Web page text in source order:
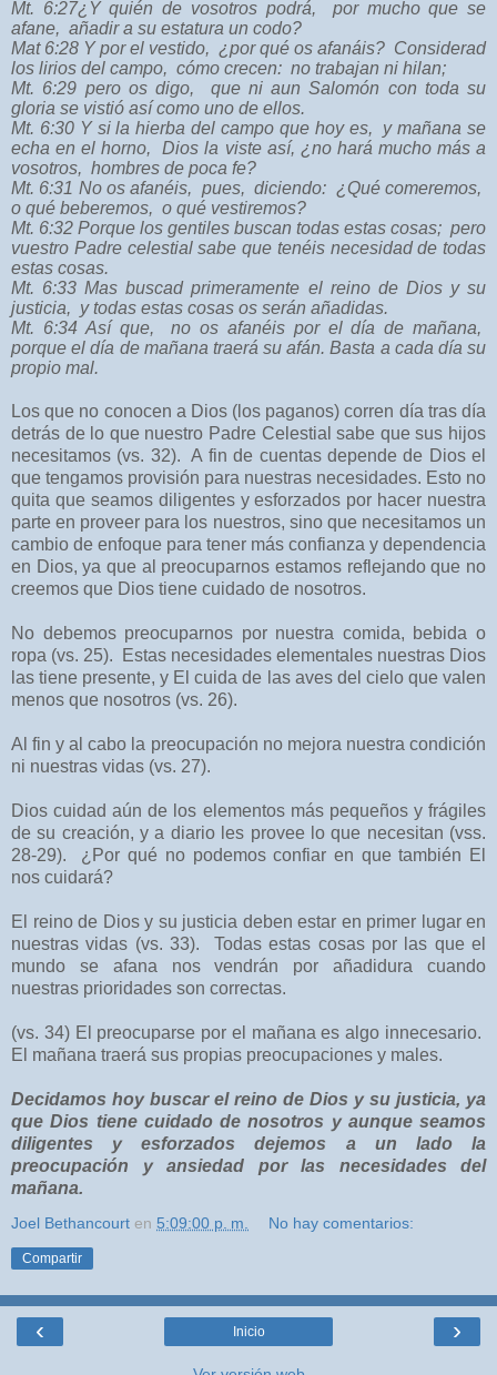
Mt. 6:27¿Y quién de vosotros podrá,
por mucho que se
afane, añadir a su estatura un codo?
Mat 6:28 Y por el vestido, ¿por qué os afanáis? Considerad
los lirios del campo, cómo crecen: no trabajan ni hilan;
Mt. 6:29 pero os digo,
que ni aun Salomón con toda su
gloria se vistió así como uno de ellos.
Mt. 6:30 Y si la hierba del campo que hoy es,
y mañana se
echa en el horno,
Dios la viste así, ¿no hará mucho más a
vosotros, hombres de poca fe?
Mt. 6:31 No os afanéis, pues, diciendo: ¿Qué comeremos,
o qué beberemos, o qué vestiremos?
Mt. 6:32 Porque los gentiles buscan todas estas cosas; pero
vuestro Padre celestial sabe que tenéis necesidad de todas
estas cosas.
Mt. 6:33 Mas buscad primeramente el reino de Dios y su
justicia, y todas estas cosas os serán añadidas.
Mt. 6:34 Así que,
no os afanéis por el día de mañana,
porque el día de mañana traerá su afán. Basta a cada día su
propio mal.
Los que no conocen a Dios (los paganos) corren día tras día
detrás de lo que nuestro Padre Celestial sabe que sus hijos
necesitamos (vs. 32).
A fin de cuentas depende de Dios el
que tengamos provisión para nuestras necesidades. Esto no
quita que seamos diligentes y esforzados por hacer nuestra
parte en proveer para los nuestros, sino que necesitamos un
cambio de enfoque para tener más confianza y dependencia
en Dios, ya que al preocuparnos estamos reflejando que no
creemos que Dios tiene cuidado de nosotros.
No debemos preocuparnos por nuestra comida, bebida o
ropa (vs. 25).
Estas necesidades elementales nuestras Dios
las tiene presente, y El cuida de las aves del cielo que valen
menos que nosotros (vs. 26).
Al fin y al cabo la preocupación no mejora nuestra condición
ni nuestras vidas (vs. 27).
Dios cuidad aún de los elementos más pequeños y frágiles
de su creación, y a diario les provee lo que necesitan (vss.
28-29).
¿Por qué no podemos confiar en que también El
nos cuidará?
El reino de Dios y su justicia deben estar en primer lugar en
nuestras vidas (vs. 33).
Todas estas cosas por las que el
mundo se afana nos vendrán por añadidura cuando
nuestras prioridades son correctas.
(vs. 34) El preocuparse por el mañana es algo innecesario.
El mañana traerá sus propias preocupaciones y males.
Decidamos hoy buscar el reino de Dios y su justicia, ya
que Dios tiene cuidado de nosotros y aunque seamos
diligentes y esforzados dejemos a un lado la
preocupación y ansiedad por las necesidades del
mañana.
Joel Bethancourt en 5:09:00 p. m. No hay comentarios:
Compartir
‹ ›
Inicio